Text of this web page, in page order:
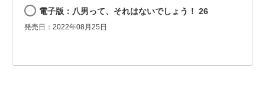
電子版：八男って、それはないでしょう！ 26
発売日：2022年08月25日